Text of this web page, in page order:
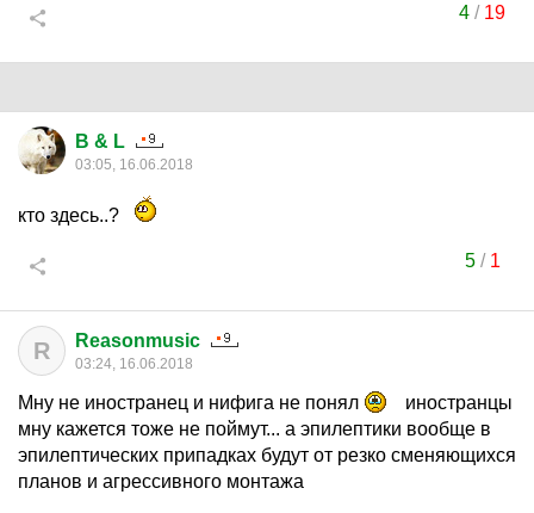
4 / 19
B & L
03:05, 16.06.2018
кто здесь..?
5/ 1
R Reasonmusic
03:24, 16.06.2018
Мну не иностранец и нифига не понял
иностранцы
мну кажется тоже не поймут... а эпилептики вообще в
эпилептических припадках будут от резко сменяющихся
планов и агрессивного монтажа